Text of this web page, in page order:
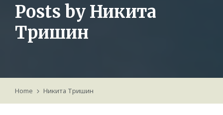
Posts by Никита
Тришин
Home Никита Тришин